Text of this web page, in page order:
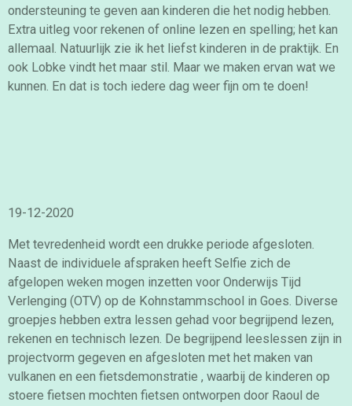
ondersteuning te geven aan kinderen die het nodig hebben.
Extra uitleg voor rekenen of online lezen en spelling; het kan
allemaal. Natuurlijk zie ik het liefst kinderen in de praktijk. En
ook Lobke vindt het maar stil. Maar we maken ervan wat we
kunnen. En dat is toch iedere dag weer fijn om te doen!
19-12-2020
Met tevredenheid wordt een drukke periode afgesloten.
Naast de individuele afspraken heeft Selfie zich de
afgelopen weken mogen inzetten voor Onderwijs Tijd
Verlenging (OTV) op de Kohnstammschool in Goes. Diverse
groepjes hebben extra lessen gehad voor begrijpend lezen,
rekenen en technisch lezen. De begrijpend leeslessen zijn in
projectvorm gegeven en afgesloten met het maken van
vulkanen en een fietsdemonstratie , waarbij de kinderen op
stoere fietsen mochten fietsen ontworpen door Raoul de